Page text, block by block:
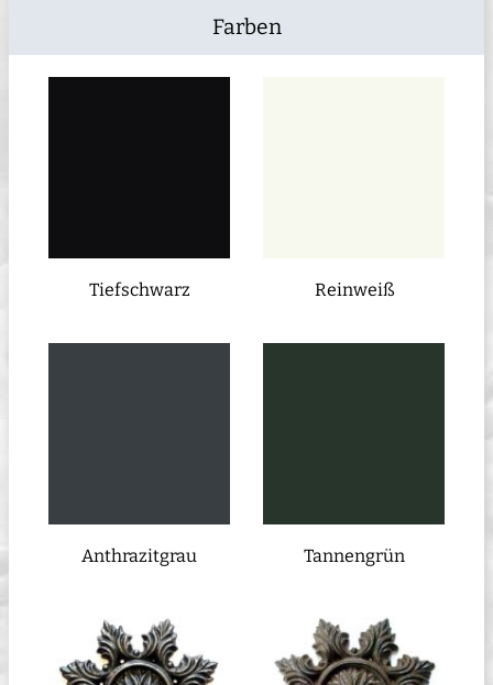
Farben
Tiefschwarz Reinweiß
Anthrazitgrau Tannengrün